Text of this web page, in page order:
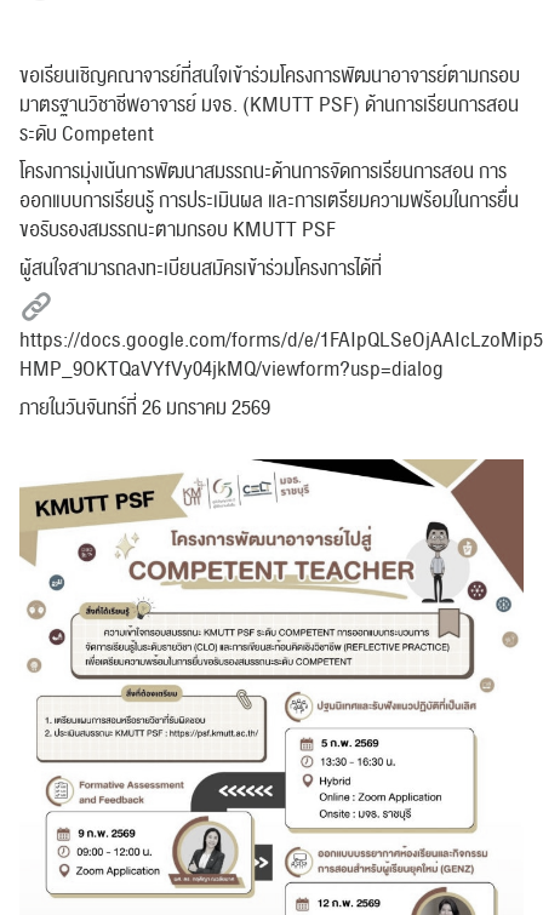
ขอเรียนเชิญคณาจารย์ที่สนใจเข้าร่วมโครงการพัฒนาอาจารย์ตามกรอบ
มาตรฐานวิชาชีพอาจารย์ มจธ. (KMUTT PSF) ด้านการเรียนการสอน
ระดับ Competent
โครงการมุ่งเน้นการพัฒนาสมรรถนะด้านการจัดการเรียนการสอน การ
ออกแบบการเรียนรู้ การประเมินผล และการเตรียมความพร้อมในการยื่น
ขอรับรองสมรรถนะตามกรอบ KMUTT PSF
ผู้สนใจสามารถลงทะเบียนสมัครเข้าร่วมโครงการได้ที่
https://docs.google.com/forms/d/e/
HMP_9OKTQaVYfVy04jkMQ/viewform?usp=dialog
ภายในวันจันทร์ที่ 26 มกราคม 2569